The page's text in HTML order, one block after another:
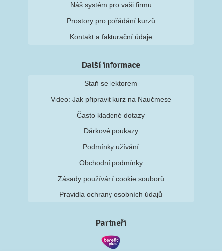
Náš systém pro vaši firmu
Prostory pro pořádání kurzů
Kontakt a fakturační údaje
Další informace
Staň se lektorem
Video: Jak připravit kurz na Naučmese
Často kladené dotazy
Dárkové poukazy
Podmínky užívání
Obchodní podmínky
Zásady používání cookie souborů
Pravidla ochrany osobních údajů
Partneři